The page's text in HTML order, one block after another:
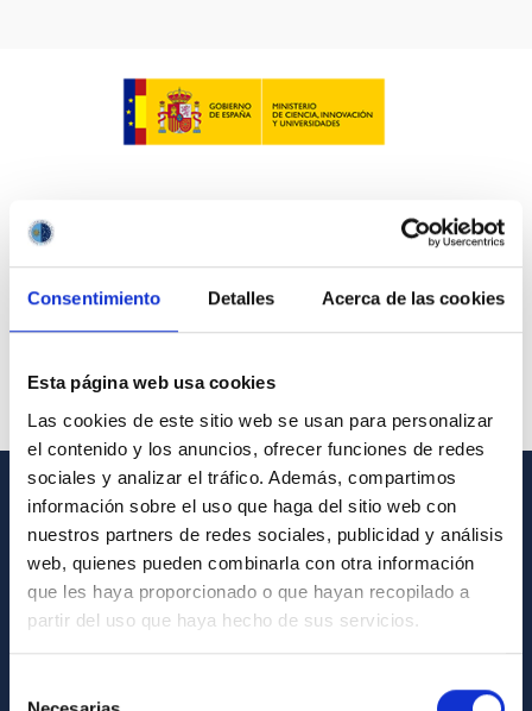
Consentimiento Detalles Acerca de las cookies
Esta página web usa cookies
Las cookies de este sitio web se usan para personalizar
el contenido y los anuncios, ofrecer funciones de redes
sociales y analizar el tráfico. Además, compartimos
información sobre el uso que haga del sitio web con
nuestros partners de redes sociales, publicidad y análisis
web, quienes pueden combinarla con otra información
que les haya proporcionado o que hayan recopilado a
partir del uso que haya hecho de sus servicios.
Contact
How to get to the IAC
List of personnel